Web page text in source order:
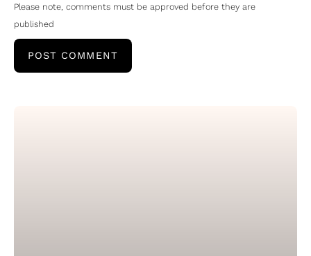
Please note, comments must be approved before they are
published
POST COMMENT